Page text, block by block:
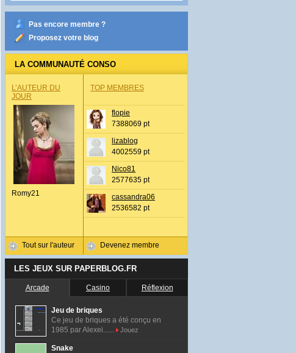
Pas encore membre ?
Proposez votre blog
LA COMMUNAUTÉ CONSO
L’AUTEUR DU
JOUR
Romy21
Tout sur l'auteur
TOP MEMBRES
flopie
7388069 pt
lizablog
4002559 pt
Nico81
2577635 pt
cassandra06
2536582 pt
Devenez membre
LES JEUX SUR PAPERBLOG.FR
Arcade Casino Réflexion
Jeu de briques
Ce jeu de briques a été conçu en
1985 par Alexei......
Jouez
Snake